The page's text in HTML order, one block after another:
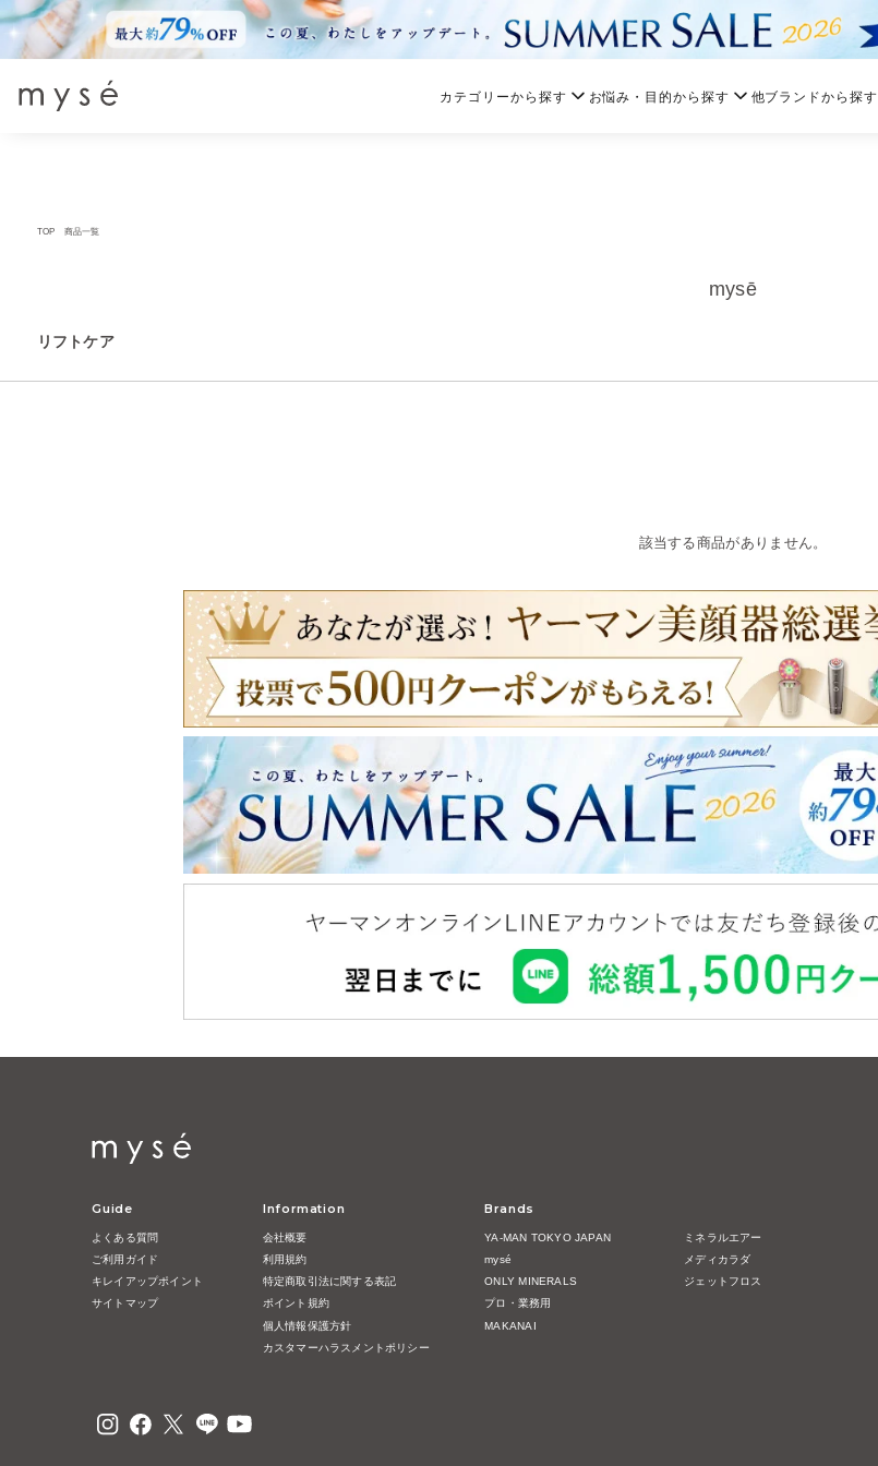
カテゴリーから探す お悩み・目的から探す 他ブランドから探す
TOP 商品一覧
mysē
リフトケア
該当する商品がありません。
Guide
よくある質問
ご利用ガイド
キレイアップポイント
サイトマップ
Information
会社概要
利用規約
特定商取引法に関する表記
ポイント規約
個人情報保護方針
カスタマーハラスメントポリシー
Brands
YA-MAN TOKYO JAPAN
mysé
ONLY MINERALS
プロ・業務用
MAKANAI
ミネラルエアー
メディカラダ
ジェットフロス